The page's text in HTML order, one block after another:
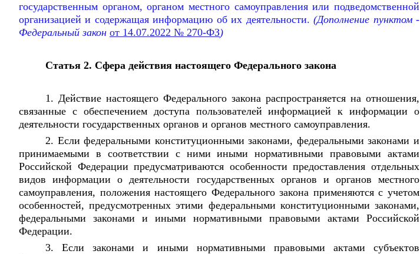
государственным органом, органом местного самоуправления или подведомственной
организацией и содержащая информацию об их деятельности. (Дополнение пунктом -
Федеральный закон от 14.07.2022 № 270-ФЗ)
Статья 2. Сфера действия настоящего Федерального закона
1. Действие настоящего Федерального закона распространяется на отношения,
связанные с обеспечением доступа пользователей информацией к информации о
деятельности государственных органов и органов местного самоуправления.
2. Если федеральными конституционными законами, федеральными законами и
принимаемыми в соответствии с ними иными нормативными правовыми актами
Российской Федерации предусматриваются особенности предоставления отдельных
видов информации о деятельности государственных органов и органов местного
самоуправления, положения настоящего Федерального закона применяются с учетом
особенностей, предусмотренных этими федеральными конституционными законами,
федеральными законами и иными нормативными правовыми актами Российской
Федерации.
3. Если законами и иными нормативными правовыми актами субъектов